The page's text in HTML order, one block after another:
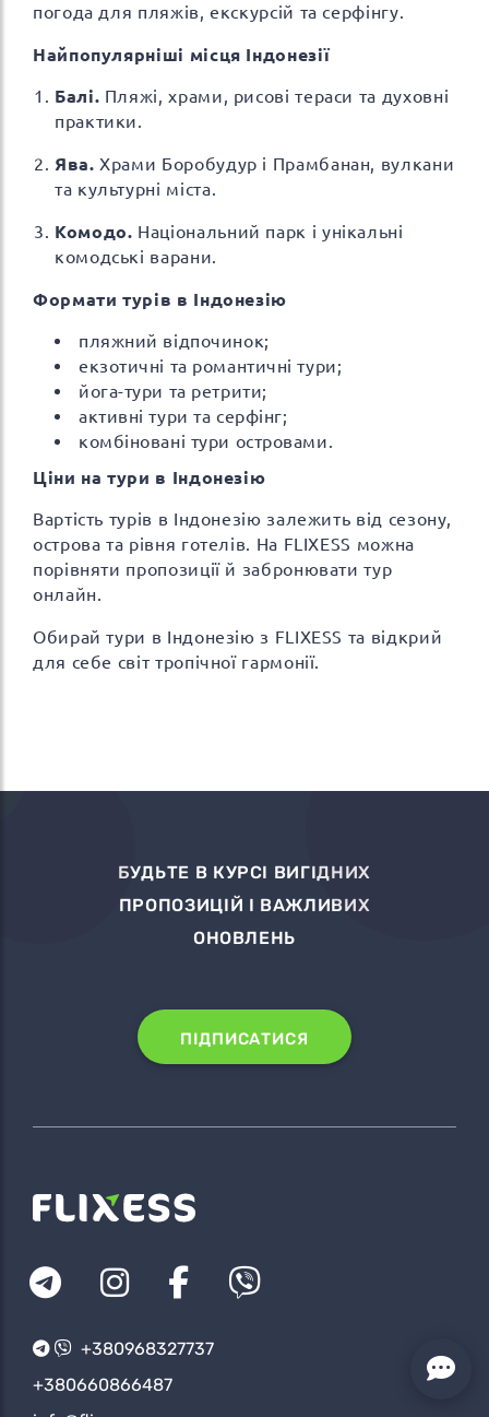
погода для пляжів, екскурсій та серфінгу.
Найпопулярніші місця Індонезії
Балі. Пляжі, храми, рисові тераси та духовні
практики.
Ява. Храми Боробудур і Прамбанан, вулкани
та культурні міста.
Комодо. Національний парк і унікальні
комодські варани.
Формати турів в Індонезію
пляжний відпочинок;
екзотичні та романтичні тури;
йога-тури та ретрити;
активні тури та серфінг;
комбіновані тури островами.
Ціни на тури в Індонезію
Вартість турів в Індонезію залежить від сезону,
острова та рівня готелів. На FLIXESS можна
порівняти пропозиції й забронювати тур
онлайн.
Обирай тури в Індонезію з FLIXESS та відкрий
для себе світ тропічної гармонії.
БУДЬТЕ В КУРСІ ВИГІДНИХ
ПРОПОЗИЦІЙ І ВАЖЛИВИХ
ОНОВЛЕНЬ
ПІДПИСАТИСЯ
+380968327737
+380660866487